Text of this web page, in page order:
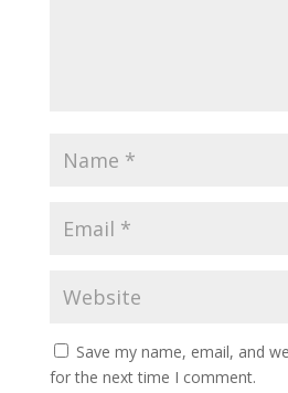
Save my name, email, and
for the next time I comment.